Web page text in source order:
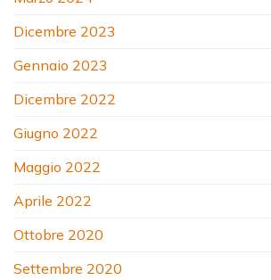
Dicembre 2023
Gennaio 2023
Dicembre 2022
Giugno 2022
Maggio 2022
Aprile 2022
Ottobre 2020
Settembre 2020